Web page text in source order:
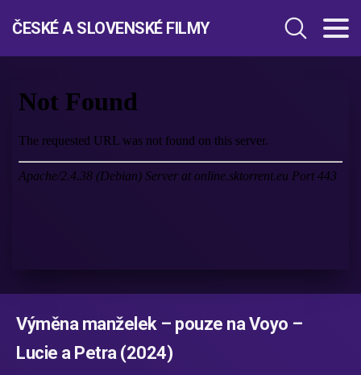
ČESKÉ A SLOVENSKÉ FILMY
Výměna manželek – pouze na Voyo –
Lucie a Petra (2024)